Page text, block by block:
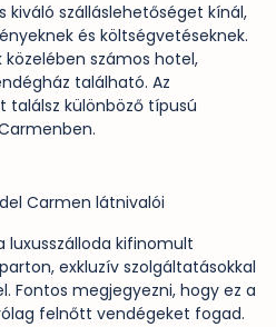
kiváló szálláslehetőséget kínál,
és költségvetéseknek.
számos hotel,
található. Az
találsz különböző típusú
Carmen látnivalói
luxusszálloda kifinomult
exkluzív szolgáltatásokkal
Fontos megjegyezni, hogy ez a
felnőtt vendégeket fogad.